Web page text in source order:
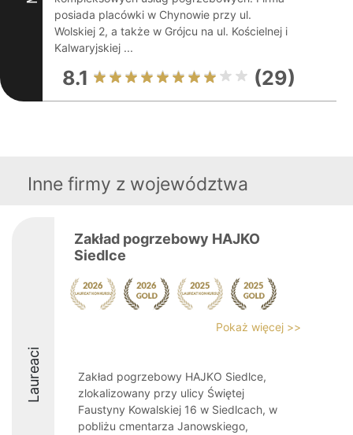
posiada placówki w Chynowie przy ul.
Wolskiej 2, a także w Grójcu na ul. Kościelnej i
Kalwaryjskiej ...
8.1 (29)
Inne firmy z województwa
Laureaci
Zakład pogrzebowy HAJKO
Siedlce
Pokaż więcej >>
Zakład pogrzebowy HAJKO Siedlce,
zlokalizowany przy ulicy Świętej
Faustyny Kowalskiej 16 w Siedlcach, w
pobliżu cmentarza Janowskiego,